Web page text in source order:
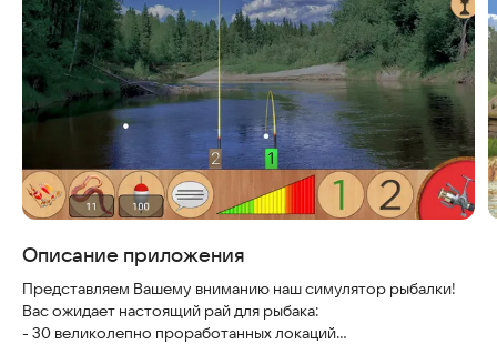
Описание приложения
Представляем Вашему вниманию наш симулятор рыбалки!
Вас ожидает настоящий рай для рыбака:
- 30 великолепно проработанных локаций